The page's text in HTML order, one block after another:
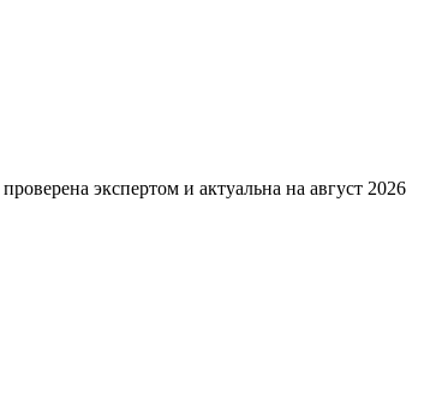
проверена экспертом и актуальна на август 2026